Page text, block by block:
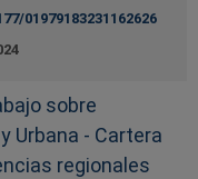
01979183231162626
sobre
Urbana - Cartera
regionales